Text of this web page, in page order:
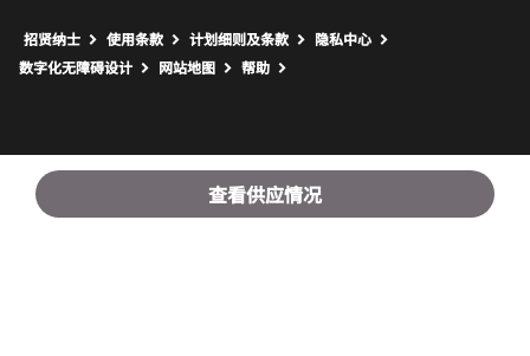
查看供应情况
招贤纳士 使用条款 计划细则及条款
隐私中心
数字化无障碍设计
网站地图 打开新窗口
帮助